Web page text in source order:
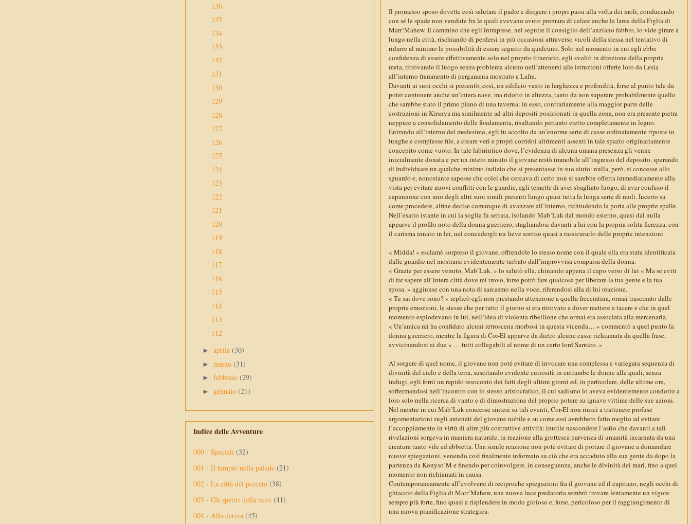
Il promesso sposo dovette così salutare il padre e dirigere i propri passi alla volta dei moli, conducendo
con sé le spade non vendute fra le quali avevano avuto premura di celare anche la lama della Figlia di
Marr’Mahew. Il cammino che egli intraprese, nel seguire il consiglio dell’anziano fabbro, lo vide girare a
lungo nella città, rischiando di perdersi in più occasioni attraverso vicoli della stessa nel tentativo di
ridurre al minimo le possibilità di essere seguito da qualcuno. Solo nel momento in cui egli ebbe
confidenza di essere effettivamente solo nel proprio itinerario, egli svoltò in direzione della propria
meta, ritrovando il luogo senza problema alcuno nell’attenersi alle istruzioni offerte loro da Lesia
all’interno frammento di pergamena mostrato a Lafra.
Davanti ai suoi occhi si presentò, così, un edificio vasto in larghezza e profondità, forse al punto tale da
poter contenere anche un’intera nave, ma ridotto in altezza, tanto da non superare probabilmente quello
che sarebbe stato il primo piano di una taverna: in esso, contrariamente alla maggior parte delle
costruzioni in Kirsnya ma similmente ad altri depositi posizionati in quella zona, non era presente pietra
neppure a consolidamento delle fondamenta, risultando pertanto eretto completamente in legno.
Entrando all’interno del medesimo, egli fu accolto da un’enorme serie di casse ordinatamente riposte in
lunghe e complesse file, a creare veri e propri corridoi altrimenti assenti in tale spazio originariamente
concepito come vuoto. In tale labirintico dove, l’evidenza di alcuna umana presenza gli venne
inizialmente donata e per un intero minuto il giovane restò immobile all’ingresso del deposito, sperando
di individuare un qualche minimo indizio che si presentasse in suo aiuto: nulla, però, si concesse allo
sguardo e, nonostante sapesse che colei che cercava di certo non si sarebbe offerta immediatamente alla
vista per evitare nuovi conflitti con le guardie, egli temette di aver sbagliato luogo, di aver confuso il
capannone con uno degli altri suoi simili presenti lungo quasi tutta la lunga serie di moli. Incerto su
come procedere, alfine decise comunque di avanzare all’interno, richiudendo la porta alle proprie spalle.
Nell’esatto istante in cui la soglia fu serrata, isolando Mab’Luk dal mondo esterno, quasi dal nulla
apparve il profilo noto della donna guerriero, stagliandosi davanti a lui con la propria solita fierezza, con
il carisma innato in lei, nel concedergli un lieve sorriso quasi a rassicurarlo delle proprie intenzioni.
« Midda! » esclamò sorpreso il giovane, offrendole lo stesso nome con il quale ella era stata identificata
dalle guardie nel mostrarsi evidentemente turbato dall’improvvisa comparsa della donna.
« Grazie per essere venuto, Mab’Luk. » lo salutò ella, chinando appena il capo verso di lui « Ma se eviti
di far sapere all’intera città dove mi trovo, forse potrò fare qualcosa per liberare la tua gente e la tua
sposa. » aggiunse con una nota di sarcasmo nella voce, riferendosi alla di lui reazione.
« Tu sai dove sono? » replicò egli non prestando attenzione a quella frecciatina, ormai trascinato dalle
proprie emozioni, le stesse che per tutto il giorno si era ritrovato a dover mettere a tacere e che in quel
momento esplodevano in lui, nell’idea di violenta ribellione che ormai era associata alla mercenaria.
« Un’amica mi ha confidato alcuni retroscena morbosi in questa vicenda… » commentò a quel punto la
donna guerriero, mentre la figura di Cor-El apparve da dietro alcune casse richiamata da quella frase,
avvicinandosi ai due « … tutti collegabili al nome di un certo lord Sarnico. »
Al sorgere di quel nome, il giovane non poté evitare di invocare una complessa e variegata sequenza di
divinità del cielo e della terra, suscitando evidente curiosità in entrambe le donne alle quali, senza
indugi, egli fornì un rapido resoconto dei fatti degli ultimi giorni ed, in particolare, delle ultime ore,
soffermandosi nell’incontro con lo stesso aristocratico, il cui sadismo lo aveva evidentemente condotto a
loro solo nella ricerca di vanto e di dimostrazione del proprio potere su ignave vittime delle sue azioni.
Nel mentre in cui Mab’Luk concesse sintesi su tali eventi, Cor-El non riuscì a trattenere profuse
argomentazioni sugli antenati del giovane nobile e su come essi avrebbero fatto meglio ad evitare
l’accoppiamento in virtù di altre più costruttive attività: inutile nascondere l’astio che davanti a tali
rivelazioni sorgeva in maniera naturale, in reazione alla grottesca parvenza di umanità incarnata da una
creatura tanto vile ed abbietta. Una simile reazione non poté evitare di portare il giovane a domandare
nuove spiegazioni, venendo così finalmente informato su ciò che era accaduto alla sua gente da dopo la
partenza da Konyso’M e finendo per coinvolgere, in conseguenza, anche le divinità dei mari, fino a quel
momento non richiamati in causa.
Contemporaneamente all’evolversi di reciproche spiegazioni fra il giovane ed il capitano, negli occhi di
ghiaccio della Figlia di Marr’Mahew, una nuova luce predatoria sembrò trovare lentamente un vigore
sempre più forte, fino quasi a risplendere in modo gioioso e, forse, pericoloso per il raggiungimento di
una nuova pianificazione strategica.
136
135
134
133
132
131
130
129
128
127
126
125
124
123
122
121
120
119
118
117
116
115
114
113
112
► aprile (30)
► marzo (31)
► febbraio (29)
► gennaio (21)
Indice delle Avventure
000 - Speciali (32)
001 - Il tempio nella palude (21)
002 - La città del peccato (38)
003 - Gli spettri della nave (41)
004 - Alla deriva (45)